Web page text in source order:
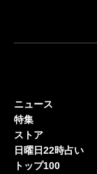
ニュース
特集
ストア
日曜日22時占い
トップ100